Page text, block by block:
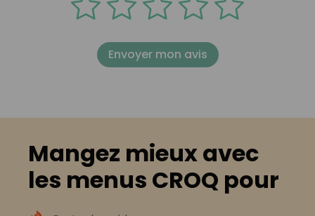
Envoyer mon avis
Mangez mieux avec
les menus CROQ pour